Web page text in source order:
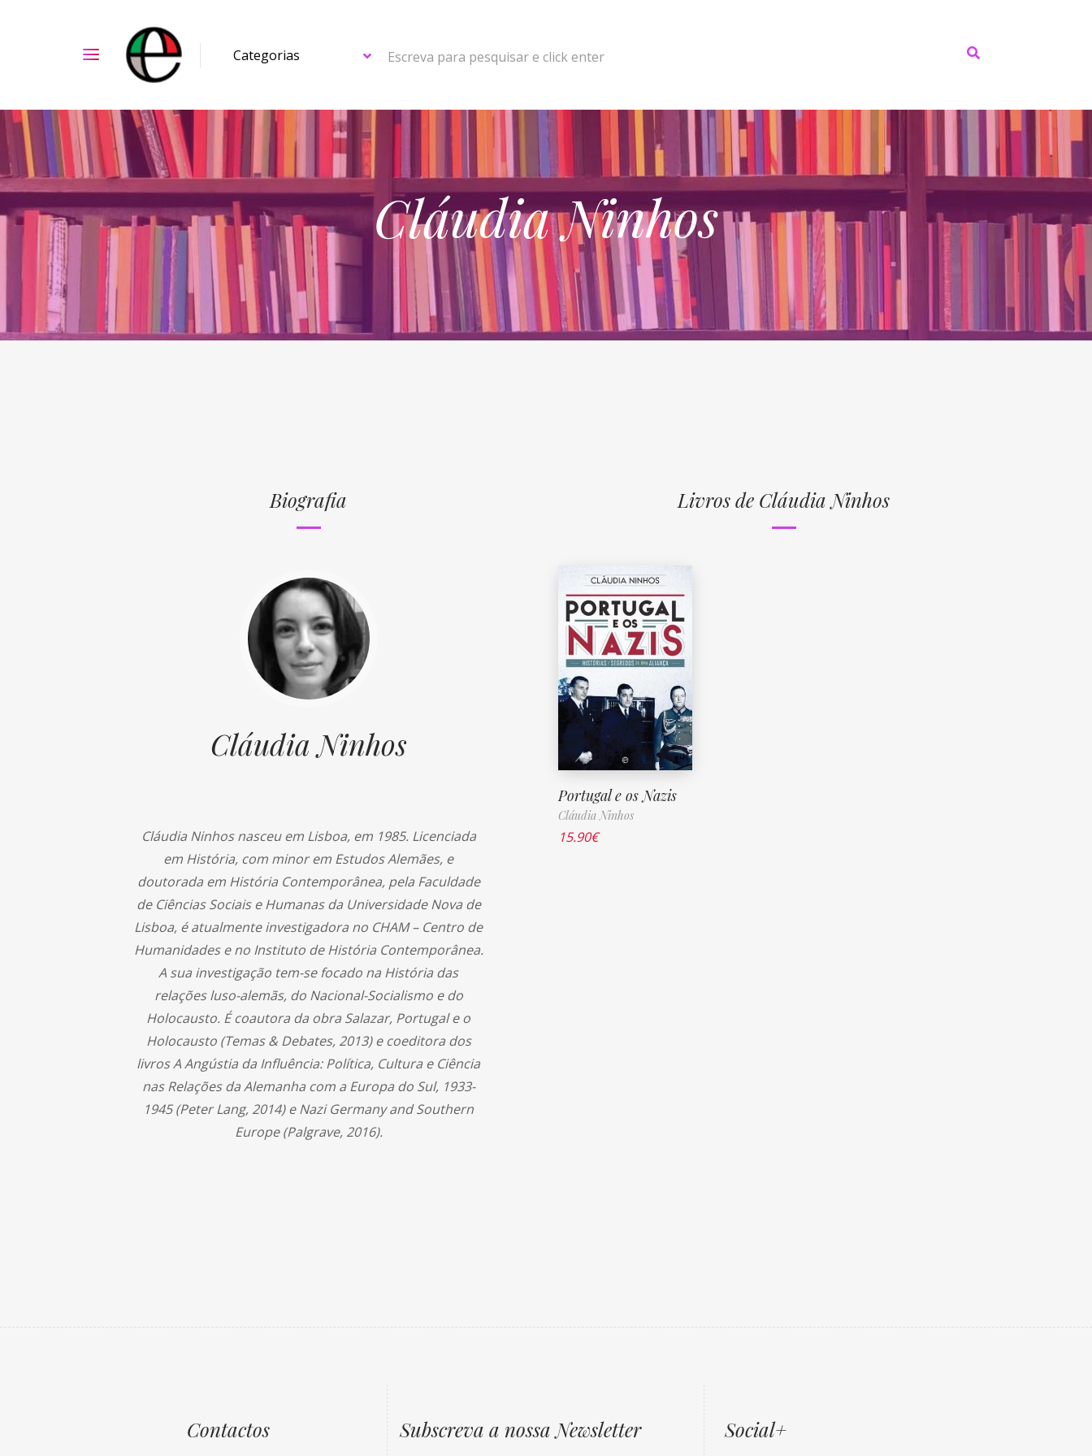
Escreva para pesquisar e click enter
Cláudia Ninhos
Biografia
Cláudia Ninhos
Cláudia Ninhos nasceu em Lisboa, em 1985. Licenciada
em História, com minor em Estudos Alemães, e
doutorada em História Contemporânea, pela Faculdade
de Ciências Sociais e Humanas da Universidade Nova de
Lisboa, é atualmente investigadora no CHAM – Centro de
Humanidades e no Instituto de História Contemporânea.
A sua investigação tem-se focado na História das
relações luso-alemãs, do Nacional-Socialismo e do
Holocausto. É coautora da obra Salazar, Portugal e o
Holocausto (Temas & Debates, 2013) e coeditora dos
livros A Angústia da Influência: Política, Cultura e Ciência
nas Relações da Alemanha com a Europa do Sul, 1933-
1945 (Peter Lang, 2014) e Nazi Germany and Southern
Europe (Palgrave, 2016).
Livros de Cláudia Ninhos
Portugal e os Nazis
Cláudia Ninhos
15.90€
Contactos Subscreva a nossa Newsletter Social+